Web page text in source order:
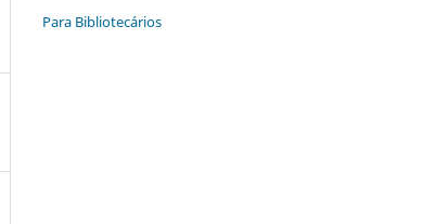
Para Bibliotecários